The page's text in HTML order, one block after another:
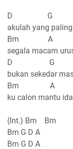
D G
akulah yang
Bm A
segala macam
D G
bukan sekedar
Bm A
ku calon mantu
(Int.) Bm Bm
Bm G D A
Bm G D A